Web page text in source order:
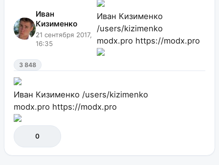
Иван
Кизименко
21 сентября 2017,
16:35
Иван Кизименко
/users/kizimenko
modx.pro https://modx.pro
3 848
Иван Кизименко /users/kizimenko
modx.pro https://modx.pro
0